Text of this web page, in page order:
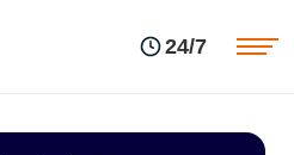
24/7